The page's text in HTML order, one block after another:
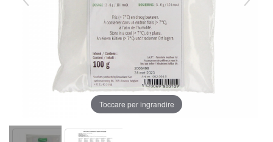
Toccare per ingrandire